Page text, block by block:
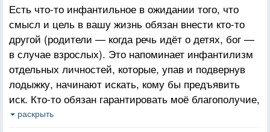
Есть что-то инфантильное в ожидании того, что
смысл и цель в вашу жизнь обязан внести кто-то
другой (родители — когда речь идёт о детях, бог —
в случае взрослых). Это напоминает инфантилизм
отдельных личностей, которые, упав и подвернув
лодыжку, начинают искать, кому бы предъявить
иск. Кто-то обязан гарантировать моё благополучие,
и, значит, кто-то виноват, что я ушибся. Не
раскрыть